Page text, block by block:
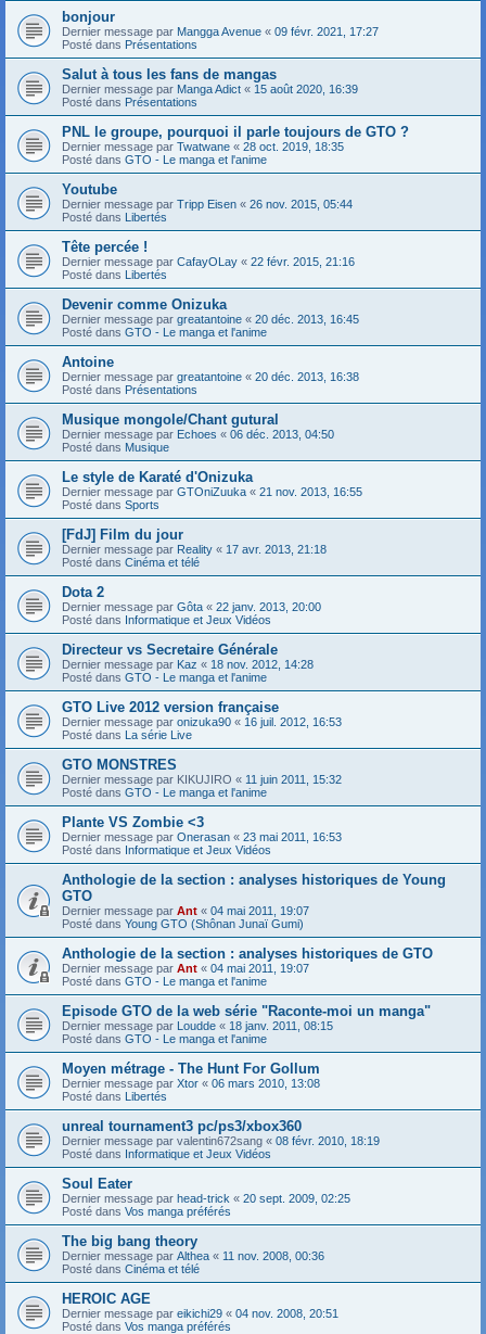
bonjour
Dernier message par Mangga Avenue « 09 févr. 2021, 17:27
Posté dans Présentations
Salut à tous les fans de mangas
Dernier message par Manga Adict « 15 août 2020, 16:39
Posté dans Présentations
PNL le groupe, pourquoi il parle toujours de GTO ?
Dernier message par Twatwane « 28 oct. 2019, 18:35
Posté dans GTO - Le manga et l'anime
Youtube
Dernier message par Tripp Eisen « 26 nov. 2015, 05:44
Posté dans Libertés
Tête percée !
Dernier message par CafayOLay « 22 févr. 2015, 21:16
Posté dans Libertés
Devenir comme Onizuka
Dernier message par greatantoine « 20 déc. 2013, 16:45
Posté dans GTO - Le manga et l'anime
Antoine
Dernier message par greatantoine « 20 déc. 2013, 16:38
Posté dans Présentations
Musique mongole/Chant gutural
Dernier message par Echoes « 06 déc. 2013, 04:50
Posté dans Musique
Le style de Karaté d'Onizuka
Dernier message par GTOniZuuka « 21 nov. 2013, 16:55
Posté dans Sports
[FdJ] Film du jour
Dernier message par Reality « 17 avr. 2013, 21:18
Posté dans Cinéma et télé
Dota 2
Dernier message par Gôta « 22 janv. 2013, 20:00
Posté dans Informatique et Jeux Vidéos
Directeur vs Secretaire Générale
Dernier message par Kaz « 18 nov. 2012, 14:28
Posté dans GTO - Le manga et l'anime
GTO Live 2012 version française
Dernier message par onizuka90 « 16 juil. 2012, 16:53
Posté dans La série Live
GTO MONSTRES
Dernier message par KIKUJIRO « 11 juin 2011, 15:32
Posté dans GTO - Le manga et l'anime
Plante VS Zombie <3
Dernier message par Onerasan « 23 mai 2011, 16:53
Posté dans Informatique et Jeux Vidéos
Anthologie de la section : analyses historiques de Young
GTO
Dernier message par Ant « 04 mai 2011, 19:07
Posté dans Young GTO (Shônan Junaï Gumi)
Anthologie de la section : analyses historiques de GTO
Dernier message par Ant « 04 mai 2011, 19:07
Posté dans GTO - Le manga et l'anime
Episode GTO de la web série "Raconte-moi un manga"
Dernier message par Loudde « 18 janv. 2011, 08:15
Posté dans GTO - Le manga et l'anime
Moyen métrage - The Hunt For Gollum
Dernier message par Xtor « 06 mars 2010, 13:08
Posté dans Libertés
unreal tournament3 pc/ps3/xbox360
Dernier message par valentin672sang « 08 févr. 2010, 18:19
Posté dans Informatique et Jeux Vidéos
Soul Eater
Dernier message par head-trick « 20 sept. 2009, 02:25
Posté dans Vos manga préférés
The big bang theory
Dernier message par Althea « 11 nov. 2008, 00:36
Posté dans Cinéma et télé
HEROIC AGE
Dernier message par eikichi29 « 04 nov. 2008, 20:51
Posté dans Vos manga préférés